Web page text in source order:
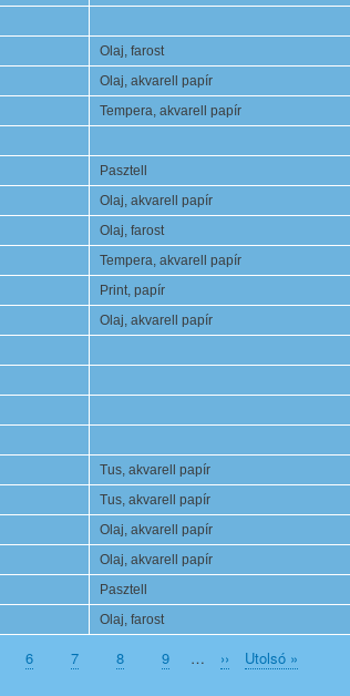
Olaj, farost
Olaj, akvarell papír
Tempera, akvarell papír
Pasztell
Olaj, akvarell papír
Olaj, farost
Tempera, akvarell papír
Print, papír
Olaj, akvarell papír
Tus, akvarell papír
Tus, akvarell papír
Olaj, akvarell papír
Olaj, akvarell papír
Pasztell
Olaj, farost
Page
6 Page
7 Page
8 Page
9 …
Next
››
Last
Utolsó »